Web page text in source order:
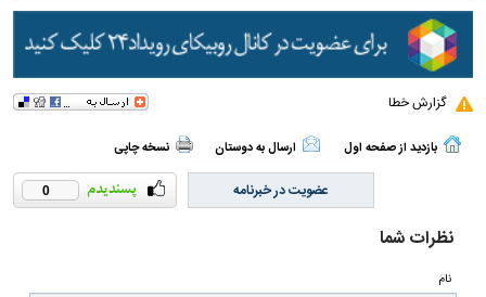
گزارش خطا
بازدید از صفحه اول ارسال به دوستان نسخه چاپی
0 عضویت در خبرنامه
نظرات شما
نام